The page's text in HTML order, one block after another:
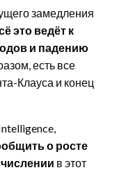
замедления
это ведёт к
и падению
есть все
Клауса и конец
о росте
в этот